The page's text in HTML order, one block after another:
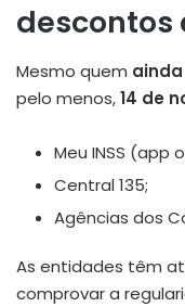
descontos
Mesmo quem
pelo menos,14 de
Meu INSS (app
Central 135;
Agências dos
As entidades têm
comprovar a